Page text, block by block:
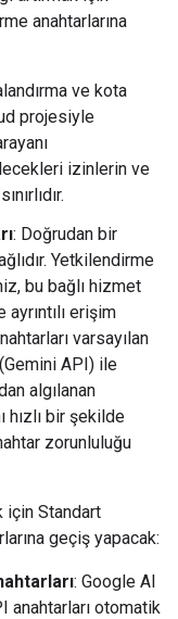
anahtarlarına
ve kota
projesiyle
izinlerin ve
: Doğrudan bir
Yetkilendirme
bu bağlı hizmet
erişim
varsayılan
API) ile
algılanan
hızlı bir şekilde
zorunluluğu
için Standart
geçiş yapacak:
: Google AI
anahtarları otomatik